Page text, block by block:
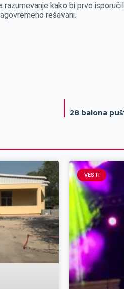
razumevanje kako bi prvo
rešavani.
VESTI